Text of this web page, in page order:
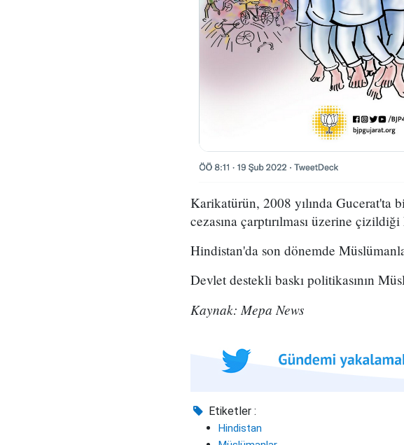
Karikatürün, 2008 yılında Gucerat'ta
cezasına çarptırılması üzerine
Hindistan'da son dönemde
Devlet destekli baskı politikasının
Kaynak: Mepa News
Etiketler :
Hindistan